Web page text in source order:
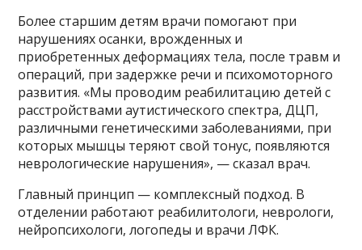
Более старшим детям врачи помогают при
нарушениях осанки, врожденных и
приобретенных деформациях тела, после травм и
операций, при задержке речи и психомоторного
развития. «Мы проводим реабилитацию детей с
расстройствами аутистического спектра, ДЦП,
различными генетическими заболеваниями, при
которых мышцы теряют свой тонус, появляются
неврологические нарушения», — сказал врач.
Главный принцип — комплексный подход. В
отделении работают реабилитологи, неврологи,
нейропсихологи, логопеды и врачи ЛФК.